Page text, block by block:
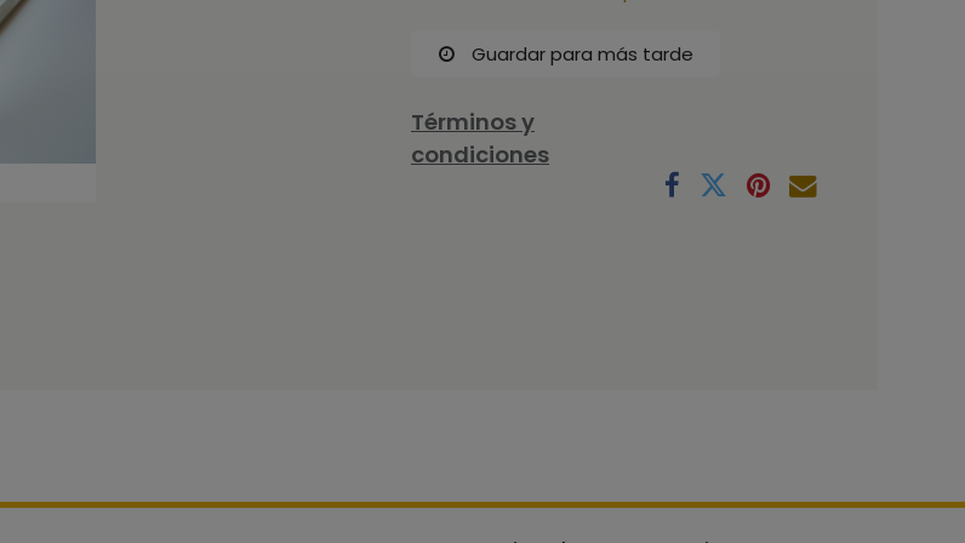
Guardar para más tarde
Términos y
condiciones